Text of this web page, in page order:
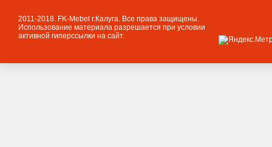
2011-2018. FK-Mebel г.Калуга. Все права защищены.
Использование материала разрешается при условии
активной гиперссылки на сайт.